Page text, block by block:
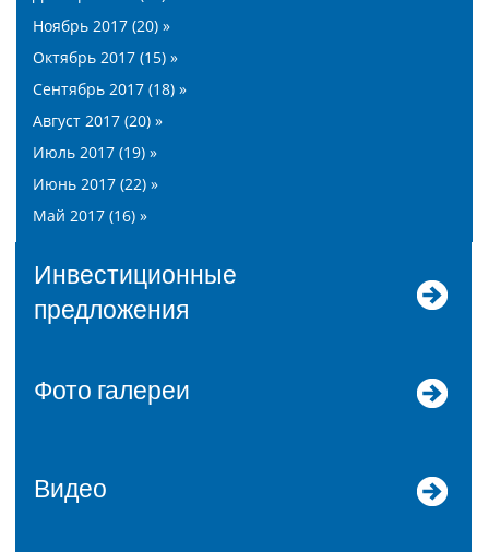
Ноябрь 2017 (20) »
Октябрь 2017 (15) »
Сентябрь 2017 (18) »
Август 2017 (20) »
Июль 2017 (19) »
Июнь 2017 (22) »
Май 2017 (16) »
Инвестиционные
предложения
Фото галереи
Видео